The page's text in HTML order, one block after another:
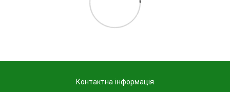
Контактна інформація